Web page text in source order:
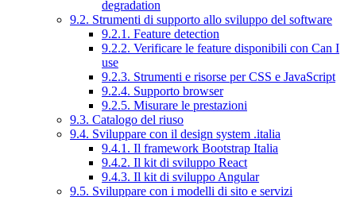
degradation
9.2. Strumenti di supporto allo sviluppo del software
9.2.1. Feature detection
9.2.2. Verificare le feature disponibili con Can I
use
9.2.3. Strumenti e risorse per CSS e JavaScript
9.2.4. Supporto browser
9.2.5. Misurare le prestazioni
9.3. Catalogo del riuso
9.4. Sviluppare con il design system .italia
9.4.1. Il framework Bootstrap Italia
9.4.2. Il kit di sviluppo React
9.4.3. Il kit di sviluppo Angular
9.5. Sviluppare con i modelli di sito e servizi